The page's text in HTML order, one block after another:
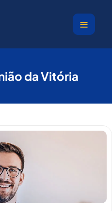
da Vitória